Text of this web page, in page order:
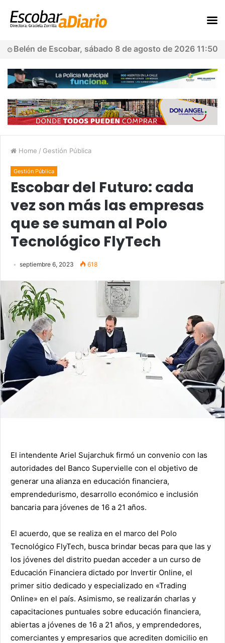
Belén de Escobar, sábado 8 de agosto de 2026 11:50
Home / Gestión Pública
Gestión Pública
Escobar del Futuro: cada
vez son más las empresas
que se suman al Polo
Tecnológico FlyTech
septiembre 6, 2023 618
El intendente Ariel Sujarchuk firmó un convenio con las
autoridades del Banco Supervielle con el objetivo de
generar una alianza en educación financiera,
emprendedurismo, desarrollo económico e inclusión
bancaria para jóvenes de 16 a 21 años.
El acuerdo, que se realiza en el marco del Polo
Tecnológico FlyTech, busca brindar becas para que las y
los jóvenes del distrito puedan acceder a un curso de
Educación Financiera dictado por Invertir Online, el
primer sitio dedicado y especializado en «Trading
Online» en el país. Asimismo, se realizarán charlas y
capacitaciones puntuales sobre educación financiera,
abiertas a jóvenes de 16 a 21 años, y emprendedores,
comerciantes y empresarios que acrediten domicilio en